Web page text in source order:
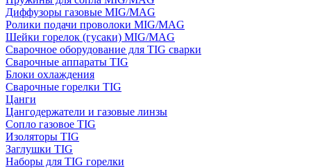
Диффузоры газовые MIG/MAG
Ролики подачи проволоки MIG/MAG
Шейки горелок (гусаки) MIG/MAG
Сварочное оборудование для TIG сварки
Сварочные аппараты TIG
Блоки охлаждения
Сварочные горелки TIG
Цанги
Цангодержатели и газовые линзы
Сопло газовое TIG
Изоляторы TIG
Заглушки TIG
Наборы для TIG горелки